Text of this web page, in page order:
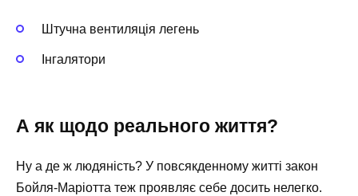
Штучна вентиляція легень
Інгалятори
А як щодо реального життя?
Ну а де ж людяність? У повсякденному житті закон
Бойля-Маріотта теж проявляє себе досить нелегко.